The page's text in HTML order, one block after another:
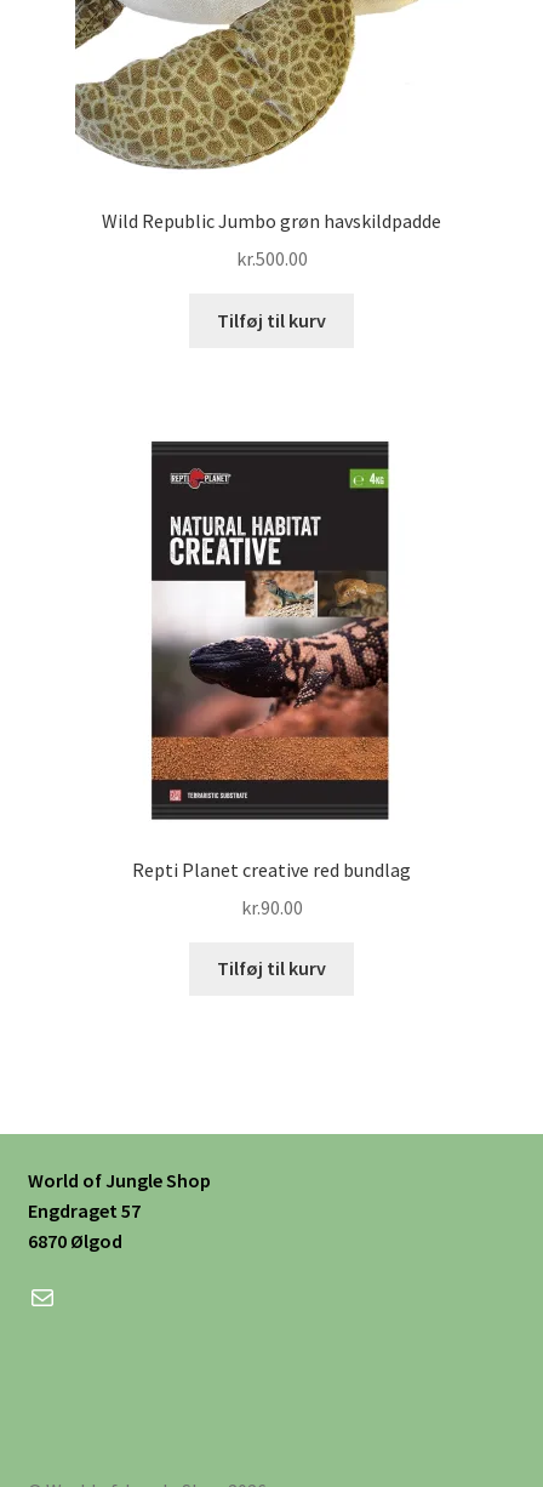
Wild Republic Jumbo grøn havskildpadde
kr.500.00
Tilføj til kurv
Repti Planet creative red bundlag
kr.90.00
Tilføj til kurv
World of Jungle Shop
Engdraget 57
6870 Ølgod
Mail